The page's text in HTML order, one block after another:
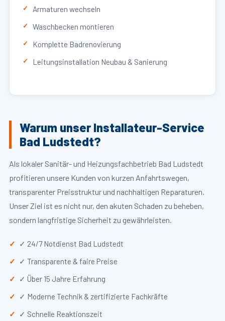
Armaturen wechseln
Waschbecken montieren
Komplette Badrenovierung
Leitungsinstallation Neubau & Sanierung
Warum unser Installateur-Service
Bad Ludstedt?
Als lokaler Sanitär- und Heizungsfachbetrieb Bad Ludstedt
profitieren unsere Kunden von kurzen Anfahrtswegen,
transparenter Preisstruktur und nachhaltigen Reparaturen.
Unser Ziel ist es nicht nur, den akuten Schaden zu beheben,
sondern langfristige Sicherheit zu gewährleisten.
✓ 24/7 Notdienst Bad Ludstedt
✓ Transparente & faire Preise
✓ Über 15 Jahre Erfahrung
✓ Moderne Technik & zertifizierte Fachkräfte
✓ Schnelle Reaktionszeit